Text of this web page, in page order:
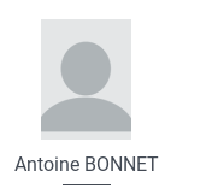
Antoine BONNET